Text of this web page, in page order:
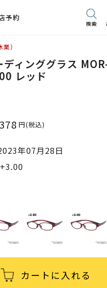
予約
検索
）
ィンググラス
レッド
円(税込)
年07月28日
カートに入れる